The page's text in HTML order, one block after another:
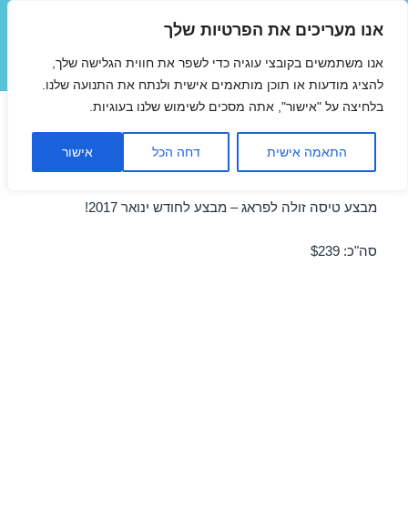
אנו מעריכים את הפרטיות שלך
אנו משתמשים בקובצי עוגיה כדי לשפר את חווית הגלישה שלך,
להציג מודעות או תוכן מותאמים אישית ולנתח את התנועה שלנו.
בלחיצה על "אישור", אתה מסכים לשימוש שלנו בעוגיות.
התאמה אישית דחה הכל אישור
תפריטים
ווידג'טים
טיסות זולות לפראג בינואר
02/01/2017
מבצע טיסה זולה לפראג – מבצע לחודש ינואר 2017!
סה"כ: $239